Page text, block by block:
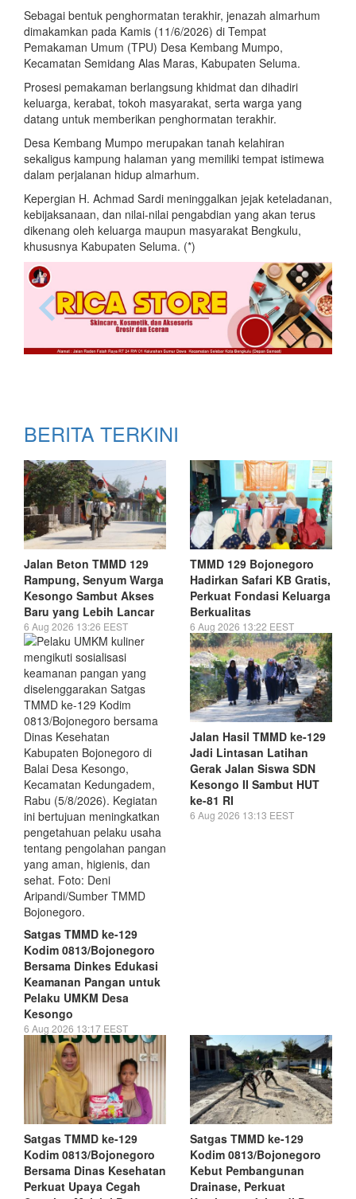
Sebagai bentuk penghormatan terakhir, jenazah almarhum
dimakamkan pada Kamis (11/6/2026) di Tempat
Pemakaman Umum (TPU) Desa Kembang Mumpo,
Kecamatan Semidang Alas Maras, Kabupaten Seluma.
Prosesi pemakaman berlangsung khidmat dan dihadiri
keluarga, kerabat, tokoh masyarakat, serta warga yang
datang untuk memberikan penghormatan terakhir.
Desa Kembang Mumpo merupakan tanah kelahiran
sekaligus kampung halaman yang memiliki tempat istimewa
dalam perjalanan hidup almarhum.
Kepergian H. Achmad Sardi meninggalkan jejak keteladanan,
kebijaksanaan, dan nilai-nilai pengabdian yang akan terus
dikenang oleh keluarga maupun masyarakat Bengkulu,
khususnya Kabupaten Seluma. (*)
BERITA TERKINI
Jalan Beton TMMD 129
Rampung, Senyum Warga
Kesongo Sambut Akses
Baru yang Lebih Lancar
6 Aug 2026 13:26 EEST
TMMD 129 Bojonegoro
Hadirkan Safari KB Gratis,
Perkuat Fondasi Keluarga
Berkualitas
6 Aug 2026 13:22 EEST
Satgas TMMD ke-129
Kodim 0813/Bojonegoro
Bersama Dinkes Edukasi
Keamanan Pangan untuk
Pelaku UMKM Desa
Kesongo
6 Aug 2026 13:17 EEST
Jalan Hasil TMMD ke-129
Jadi Lintasan Latihan
Gerak Jalan Siswa SDN
Kesongo II Sambut HUT
ke-81 RI
6 Aug 2026 13:13 EEST
Satgas TMMD ke-129
Kodim 0813/Bojonegoro
Bersama Dinas Kesehatan
Perkuat Upaya Cegah
Satgas TMMD ke-129
Kodim 0813/Bojonegoro
Kebut Pembangunan
Drainase, Perkuat